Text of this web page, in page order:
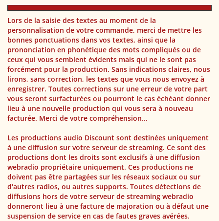
Lors de la saisie des textes au moment de la
personnalisation de votre commande, merci de mettre les
bonnes ponctuations dans vos textes, ainsi que la
prononciation en phonétique des mots compliqués ou de
ceux qui vous semblent évidents mais qui ne le sont pas
forcément pour la production. Sans indications claires, nous
lirons, sans correction, les textes que vous nous envoyez à
enregistrer. Toutes corrections sur une erreur de votre part
vous seront surfacturées ou pourront le cas échéant donner
lieu à une nouvelle production qui vous sera à nouveau
facturée. Merci de votre compréhension...
Les productions audio Discount sont destinées uniquement
à une diffusion sur votre serveur de streaming. Ce sont des
productions dont les droits sont exclusifs à une diffusion
webradio propriétaire uniquement. Ces productions ne
doivent pas être partagées sur les réseaux sociaux ou sur
d'autres radios, ou autres supports. Toutes détections de
diffusions hors de votre serveur de streaming webradio
donneront lieu à une facture de majoration ou à défaut une
suspension de service en cas de fautes graves avérées.